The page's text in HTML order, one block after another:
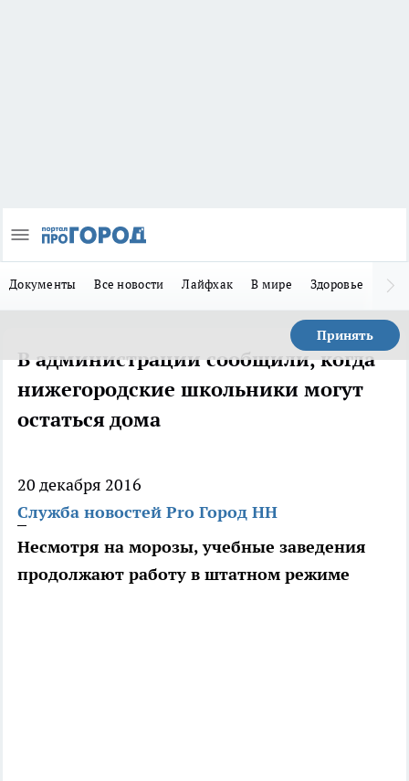
Документы Все новости Лайфхак В мире Здоровье
Принять
В администрации сообщили, когда
нижегородские школьники могут
остаться дома
20 декабря 2016
Служба новостей Pro Город НН
Несмотря на морозы, учебные заведения
продолжают работу в штатном режиме